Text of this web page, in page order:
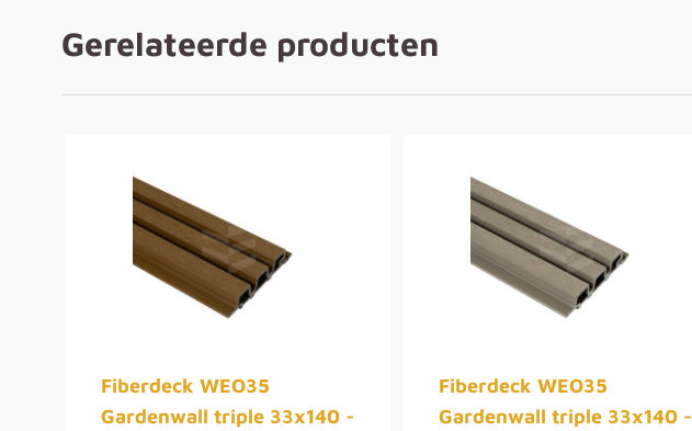
Gerelateerde producten
Fiberdeck WEO35
Gardenwall triple 33x140 -
Fiberdeck WEO35
Gardenwall triple 33x140 -